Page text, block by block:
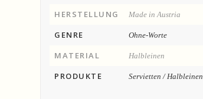
HERSTELLUNG Made in Austria
GENRE Ohne-Worte
MATERIAL Halbleinen
PRODUKTE Servietten / Halbleinen